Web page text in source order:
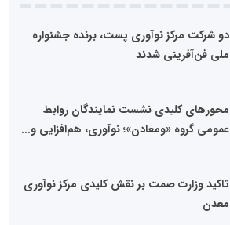
دو شرکت مرکز نوآوری پست، برنده جشنواره
ملی فن‌آفرینی شدند
محورهای کلیدی نشست نمایندگان روابط
عمومی گروه «ومعادن»؛ نوآوری، هم‌افزایی و...
تاکید وزارت صمت بر نقش کلیدی مرکز نوآوری
معدن